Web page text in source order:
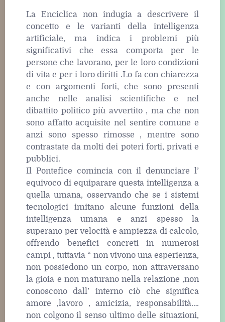
La Enciclica non indugia a descrivere il
concetto e le varianti della intelligenza
artificiale, ma indica i problemi più
significativi che essa comporta per le
persone che lavorano, per le loro condizioni
di vita e per i loro diritti .Lo fa con chiarezza
e con argomenti forti, che sono presenti
anche nelle analisi scientifiche e nel
dibattito politico più avvertito , ma che non
sono affatto acquisite nel sentire comune e
anzi sono spesso rimosse , mentre sono
contrastate da molti dei poteri forti, privati e
pubblici.
Il Pontefice comincia con il denunciare l’
equivoco di equiparare questa intelligenza a
quella umana, osservando che se i sistemi
tecnologici imitano alcune funzioni della
intelligenza umana e anzi spesso la
superano per velocità e ampiezza di calcolo,
offrendo benefici concreti in numerosi
campi , tuttavia “ non vivono una esperienza,
non possiedono un corpo, non attraversano
la gioia e non maturano nella relazione ,non
conoscono dall’ interno ciò che significa
amore ,lavoro , amicizia, responsabilità….
non colgono il senso ultimo delle situazioni,